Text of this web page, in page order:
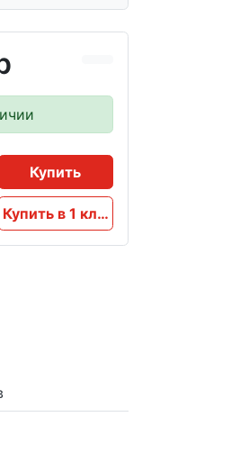
Купить
Купить в 1 клик